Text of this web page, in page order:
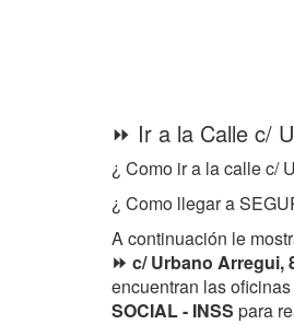
⏩ Ir a la Calle c/
¿ Como ir a la calle c/
¿ Como llegar a
A continuación le
⏩ c/ Urbano Arregui,
encuentran las
SOCIAL - INSS para